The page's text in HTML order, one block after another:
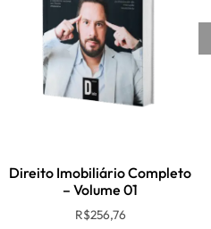
Direito Imobiliário Completo
– Volume 01
R$256,76